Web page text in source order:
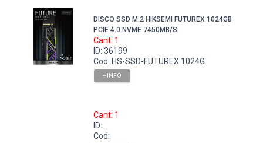
DISCO SSD M.2 HIKSEMI FUTUREX 1024GB
PCIE 4.0 NVME 7450MB/S
Cant: 1
ID: 36199
Cod: HS-SSD-FUTUREX 1024G
+ INFO
Cant: 1
ID:
Cod: